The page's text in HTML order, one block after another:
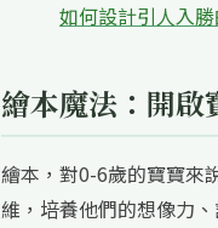
如何設計引人入
繪本魔法：開啟
繪本，對0-6歲的寶寶來
維，培養他們的想像力